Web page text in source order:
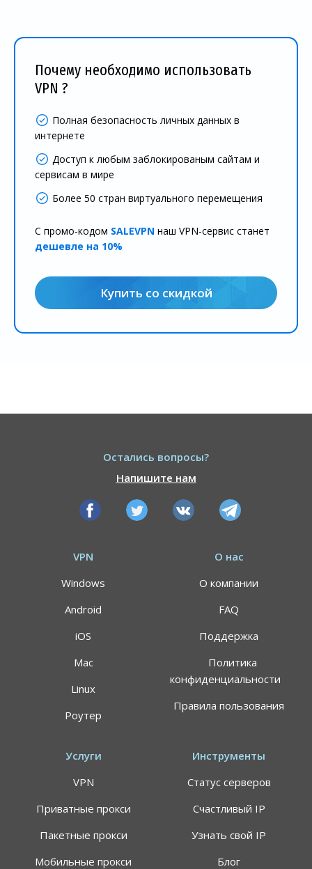
Почему необходимо использовать
VPN ?
Полная безопасность личных данных в
интернете
Доступ к любым заблокированым сайтам и
сервисам в мире
Более 50 стран виртуального перемещения
С промо-кодом SALEVPN наш VPN-сервис станет
дешевле на 10%
Купить со скидкой
Остались вопросы?
Напишите нам
VPN
Windows
Android
iOS
Mac
Linux
Роутер
О нас
О компании
FAQ
Поддержка
Политика
конфиденциальности
Правила пользования
Услуги
VPN
Приватные прокси
Пакетные прокси
Мобильные прокси
Инструменты
Статус серверов
Счастливый IP
Узнать свой IP
Блог